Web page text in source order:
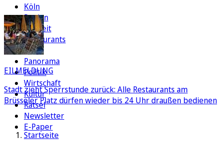
Köln
Region
Freizeit
Restaurants
FC
Panorama
Politik
Wirtschaft
Kultur
Rätsel
Newsletter
E-Paper
EILMELDUNG
Stadt zieht Sperrstunde zurück: Alle Restaurants am
Brüsseler Platz dürfen wieder bis 24 Uhr draußen bedienen
Startseite